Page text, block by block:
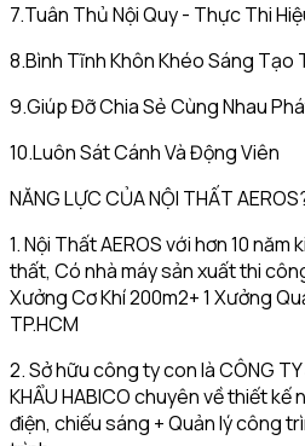
7.Tuân Thủ Nội Quy - Thực Thi
8.Bình Tĩnh Khôn Khéo Sáng Tạo
9.Giúp Đỡ Chia Sẻ Cùng Nhau
10.Luôn Sát Cánh Và Động Viên
NĂNG LỰC CỦA NỘI THẤT
1. Nội Thất AEROS với hơn 10
thất, Có nhà máy sản xuất thi
Xưởng Cơ Khí 200m2+ 1 Xưởng
TP.HCM
2. Sở hữu công ty con là CÔNG TY
KHẨU HABICO chuyên về thiết
điện, chiếu sáng + Quản lý công